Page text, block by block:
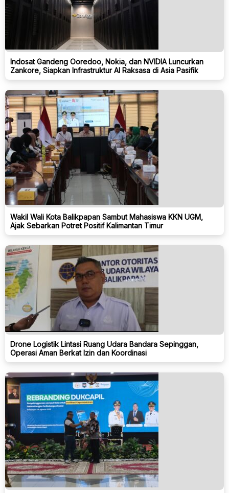
Indosat Gandeng Ooredoo, Nokia, dan NVIDIA Luncurkan
Zankore, Siapkan Infrastruktur AI Raksasa di Asia Pasifik
Wakil Wali Kota Balikpapan Sambut Mahasiswa KKN UGM,
Ajak Sebarkan Potret Positif Kalimantan Timur
Drone Logistik Lintasi Ruang Udara Bandara Sepinggan,
Operasi Aman Berkat Izin dan Koordinasi